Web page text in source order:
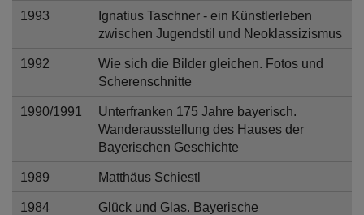
1993
Ignatius Taschner - ein Künstlerleben
zwischen Jugendstil und Neoklassizismus
1992
Wie sich die Bilder gleichen. Fotos und
Scherenschnitte
1990/1991
Unterfranken 175 Jahre bayerisch.
Wanderausstellung des Hauses der
Bayerischen Geschichte
1989 Matthäus Schiestl
1984
Glück und Glas. Bayerische